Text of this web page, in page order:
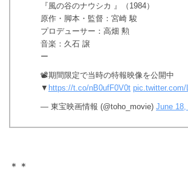
『風の谷のナウシカ 』（1984）
原作・脚本・監督：宮崎 駿
プロデューサー：高畑 勲
音楽：久石 譲
ー
📽️期間限定で当時の特報映像を公開中
▼ https://t.co/nB0ufF0V0t pic.twitter.com/
— 東宝映画情報 (@toho_movie) June 18,
＊＊